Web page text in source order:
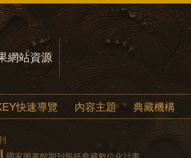
網站資源
快速導覽 內容主題 典藏機構
國家圖書館期刊報紙典藏數位化計畫